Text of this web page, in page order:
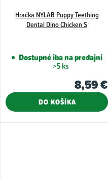
Hračka NYLAB Puppy Teething
Dental Dino Chicken S
Dostupné iba na predajni
>5 ks
8,59 €
DO KOŠÍKA